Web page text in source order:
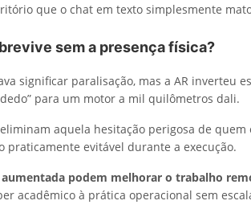
que o chat em texto simplesmente
sem a presença física?
significar paralisação, mas a AR inverteu
para um motor a mil quilômetros dali.
aquela hesitação perigosa de quem
evitável durante a execução.
podem melhorar o trabalho
acadêmico à prática operacional sem